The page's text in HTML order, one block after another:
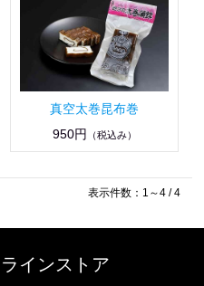
真空太巻昆布巻
950円 （税込み）
表示件数：1～4 / 4
インストア